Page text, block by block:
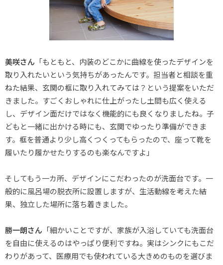
美咲さん 「もともと、内装のどこかに曲線を使ったデザインを
取り入れたいという気持ちがあったんです。担当者と相談を重
ねた結果、玄関の框に取り入れてみては？という提案をいただ
きました。すごくおしゃれに仕上がったし土間も広く使える
し、デザイン面だけではなく機能的にも良くなりましたね。子
どもと一緒に出かける時にも、玄関でゆったり準備ができま
す。框を普通より少し高くつくってもらったので、座って靴を
履いたり履かせたりするのも楽なんですよ」
そしてもう一カ所、デザインにこだわったのが洗面台です。一
般的に風呂場の脱衣所に設置しますが、生活動線を考えた結
果、独立した場所に落ち着きました。
勝一朗さん 「細かいことですが、家族が入浴していても洗面台
を自由に使えるのはやっぱり便利ですね。実はシンクにもこだ
わりがあって、医療用でも使われている大きめのものを選びま